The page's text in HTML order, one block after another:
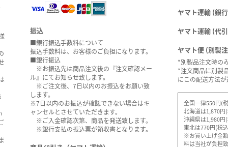
振込
■銀行振込手数料について
振込手数料は、お客様のご負担になります。
■銀行振込
※お振込先は商品注文後の『注文確認メー
ル』にてお知らせ致します。
※ご注文後、7日以内のお振込をお願い致
します。
※7日以内のお振込が確認できない場合はキ
ャンセルとさせていただきます。
※ご入金確認次第、商品を発送致します。
※銀行支払の振込票が領収書となります。
ヤマト運輸 (銀
ヤマト運輸 (代
ヤマト便 (別製
*別製品注文時の
*注文商品に別製
にこの配送方法
全国一律550円(
北海道は1,870円
沖縄県は1,980円
東北は770円(税
※お買い上げ金
料は当社が負担